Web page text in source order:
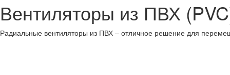
Вентиляторы из ПВХ
Радиальные вентиляторы из ПВХ – отличное решение для